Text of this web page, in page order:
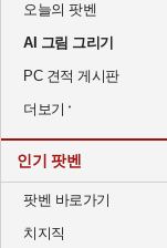
오늘의 팟벤
AI 그림 그리기
PC 견적 게시판
더보기
인기 팟벤
팟벤 바로가기
치지직